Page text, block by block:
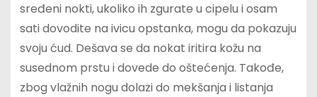
sređeni nokti, ukoliko ih zgurate u cipelu i osam
sati dovodite na ivicu opstanka, mogu da pokazuju
svoju ćud. Dešava se da nokat iritira kožu na
susednom prstu i dovede do oštećenja. Takođe,
zbog vlažnih nogu dolazi do mekšanja i listanja